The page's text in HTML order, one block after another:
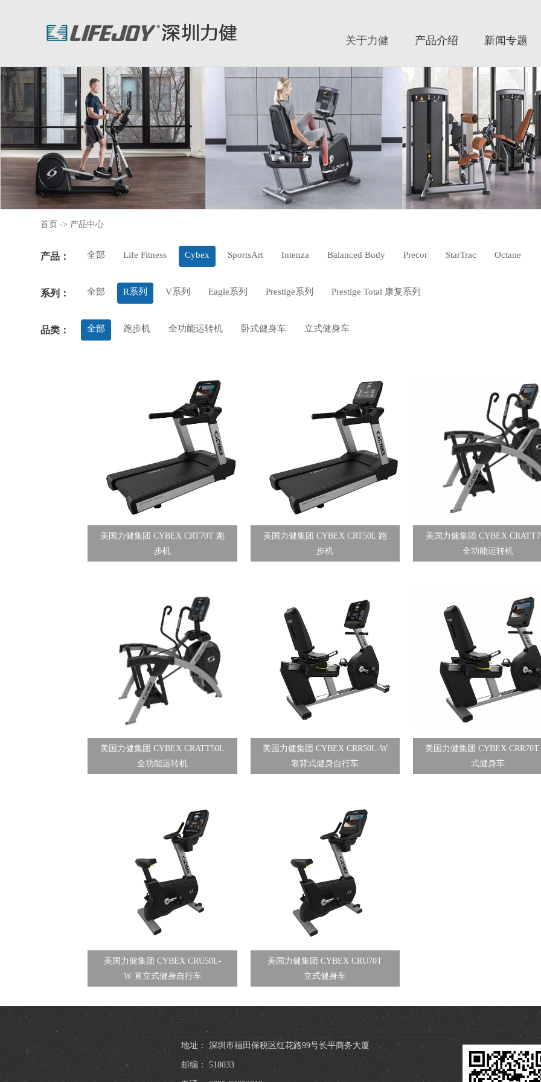
关于力健 产品介绍 新闻专题
首页 -> 产品中心
产品： 全部 Life Fitness Cybex SportsArt Intenza Balanced Body Precor StarTrac Octane
系列： 全部 R系列 V系列 Eagle系列 Prestige系列 Prestige Total 康复系列
品类： 全部 跑步机 全功能运转机 卧式健身车 立式健身车
美国力健集团 CYBEX CRT70T 跑
步机
美国力健集团 CYBEX CRT50L 跑
步机
美国力健集团 CYBEX
全功能运转机
美国力健集团 CYBEX CRATT50L
全功能运转机
美国力健集团 CYBEX CRR50L-W
靠背式健身自行车
美国力健集团 CYBEX
式健身车
美国力健集团 CYBEX CRU50L-
W 直立式健身自行车
美国力健集团 CYBEX CRU70T
立式健身车
地址： 深圳市福田保税区红花路99号长平商务大厦
邮编： 518033